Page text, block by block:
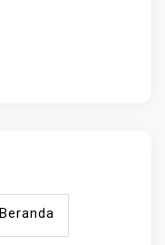
Beranda